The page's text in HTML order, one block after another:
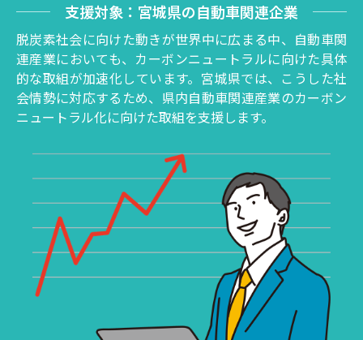
支援対象：宮城県の自動車関連企業
脱炭素社会に向けた動きが世界中に広まる中、自動車関
連産業においても、カーボンニュートラルに向けた具体
的な取組が加速化しています。宮城県では、こうした社
会情勢に対応するため、県内自動車関連産業のカーボン
ニュートラル化に向けた取組を支援します。